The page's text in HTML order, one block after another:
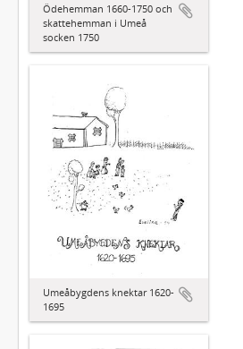
Ödehemman 1660-1750 och
skattehemman i Umeå
socken 1750
Umeåbygdens knektar 1620-
1695